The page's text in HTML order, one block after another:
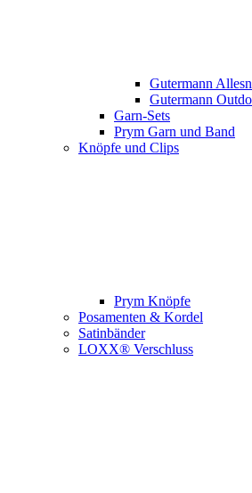
Gutermann
Gutermann
Garn-Sets
Prym Garn und Band
Knöpfe und Clips
Prym Knöpfe
Posamenten & Kordel
Satinbänder
LOXX® Verschluss